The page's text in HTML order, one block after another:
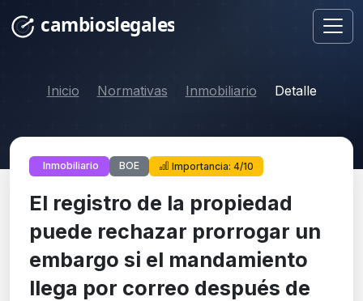
Inicio Normativas Inmobiliario Detalle
Inmobiliario BOE Importancia: 4/10
El registro de la propiedad
puede rechazar prorrogar un
embargo si el mandamiento
llega por correo después de